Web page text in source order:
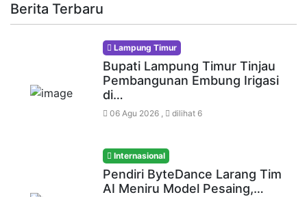
Berita Terbaru
Lampung Timur
Bupati Lampung Timur Tinjau
Pembangunan Embung Irigasi
di…
06 Agu 2026 , dilihat 6
Internasional
Pendiri ByteDance Larang Tim
AI Meniru Model Pesaing,…